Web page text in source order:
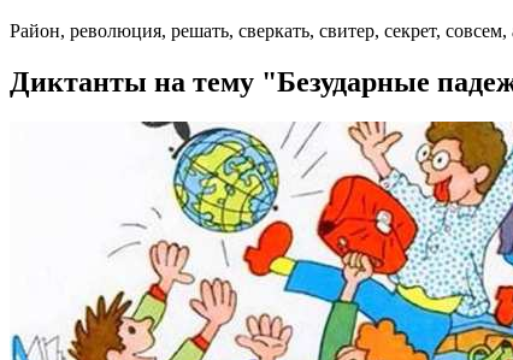
Район, революция, решать, сверкать, свитер, секрет,
Диктанты на тему "Безударные